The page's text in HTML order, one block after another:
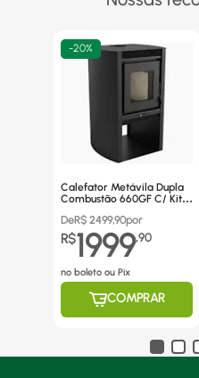
-20%
Calefator Metávila Dupla
Combustão 660GF C/ Kit
DeR$ 2499,90por
R$1999,90
no boleto ou Pix
COMPRAR